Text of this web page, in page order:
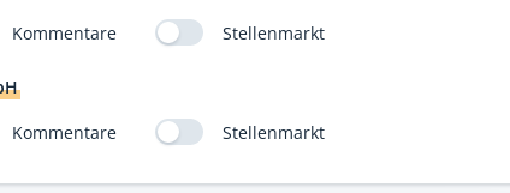
Kommentare Stellenmarkt
Kommentare Stellenmarkt